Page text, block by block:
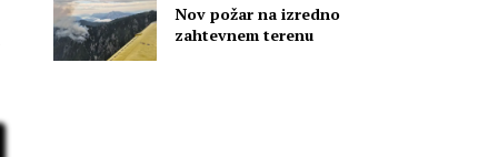
Nov požar na izredno
zahtevnem terenu